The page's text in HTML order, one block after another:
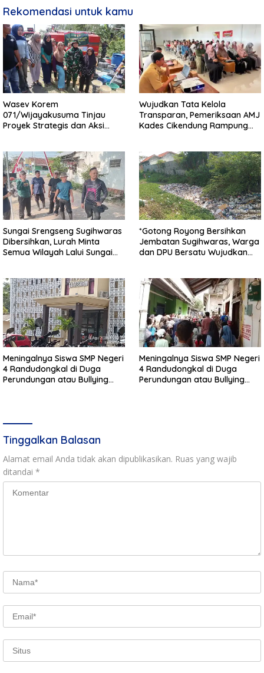
Rekomendasi untuk kamu
Wasev Korem
071/Wijayakusuma Tinjau
Proyek Strategis dan Aksi
Wujudkan Tata Kelola
Transparan, Pemeriksaan AMJ
Kades Cikendung Rampung
Sungai Srengseng Sugihwaras
Dibersihkan, Lurah Minta
Semua Wilayah Lalui Sungai
*Gotong Royong Bersihkan
Jembatan Sugihwaras, Warga
dan DPU Bersatu Wujudkan
Meningalnya Siswa SMP Negeri
4 Randudongkal di Duga
Perundungan atau Bullying
Meningalnya Siswa SMP Negeri
4 Randudongkal di Duga
Perundungan atau Bullying
Tinggalkan Balasan
Alamat email Anda tidak akan dipublikasikan. Ruas yang wajib
ditandai *